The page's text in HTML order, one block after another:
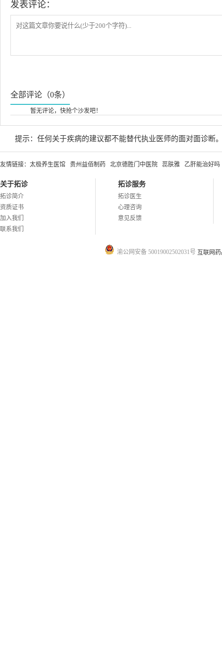
发表评论：
全部评论（0条）
暂无评论，快抢个沙发吧！
提示：任何关于疾病的建议都不能替代执业医师的面对面诊断
友情链接： 太极养生医馆 贵州益佰制药 北京德胜门中医院 蕊肤雅 乙肝能治好吗
关于拓诊
拓诊简介
资质证书
加入我们
联系我们
拓诊服务
拓诊医生
心理咨询
意见反馈
渝公网安备 50019002502031号 互联网